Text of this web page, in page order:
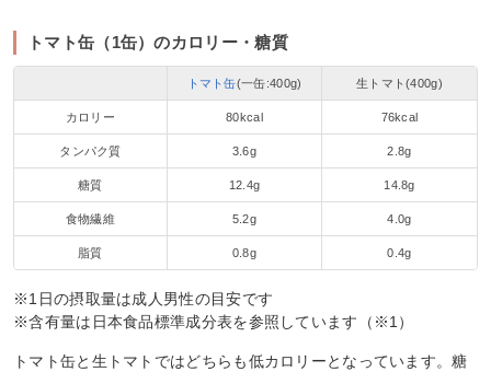
トマト缶（1缶）のカロリー・糖質
トマト缶(一缶:400g) 生トマト(400g)
カロリー 80kcal 76kcal
タンパク質 3.6g 2.8g
糖質 12.4g 14.8g
食物繊維 5.2g 4.0g
脂質 0.8g 0.4g
※1日の摂取量は成人男性の目安です
※含有量は日本食品標準成分表を参照しています（※1）
トマト缶と生トマトではどちらも低カロリーとなっています。糖